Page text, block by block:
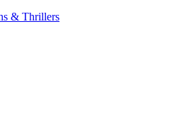
& Thrillers